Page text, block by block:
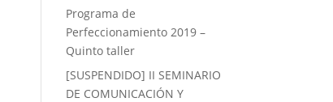
Programa de
Perfeccionamiento 2019 –
Quinto taller
[SUSPENDIDO] II SEMINARIO
DE COMUNICACIÓN Y